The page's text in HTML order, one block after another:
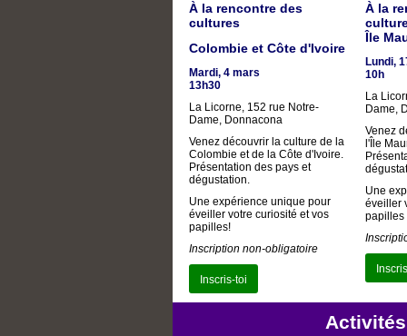
À la rencontre des
cultures
Colombie et Côte d'Ivoire
Mardi, 4 mars
13h30
La Licorne, 152 rue Notre-
Dame, Donnacona
Venez découvrir la culture de la
Colombie et de la Côte d'Ivoire.
Présentation des pays et
dégustation.
Une expérience unique pour
éveiller votre curiosité et vos
papilles!
Inscription non-obligatoire
Inscris-toi
À la
Île
Lundi,
10h
La
Dame,
Venez
l'Île
Une
éveiller
papilles